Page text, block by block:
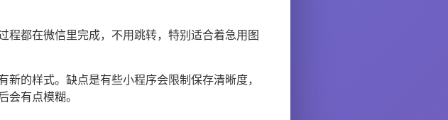
程都在微信里完成，不用跳转，特别适合着急用图
的样式。缺点是有些小程序会限制保存清晰度，
有点模糊。